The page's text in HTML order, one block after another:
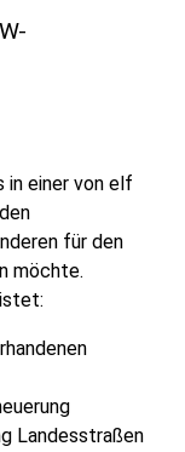
in einer von elf
für den
möchte.
Landesstraßen